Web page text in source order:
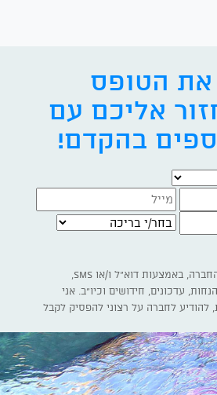
את הטופס
אליכם עם
בהקדם!
בחר/י בריכה
עדכונים, חידושים וכיו"ב. אני
להודיע לחברה על רצוני להפסיק לקבל